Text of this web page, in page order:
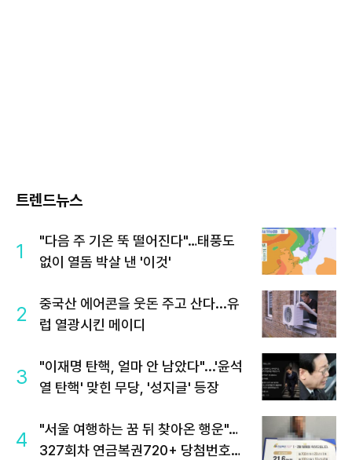
트렌드뉴스
1
"다음 주 기온 뚝 떨어진다"…태풍도
없이 열돔 박살 낸 '이것'
2
중국산 에어콘을 웃돈 주고 산다...유
럽 열광시킨 메이디
3
"이재명 탄핵, 얼마 안 남았다"...'윤석
열 탄핵' 맞힌 무당, '성지글' 등장
4
"서울 여행하는 꿈 뒤 찾아온 행운"…
327회차 연금복권720+ 당첨번호조